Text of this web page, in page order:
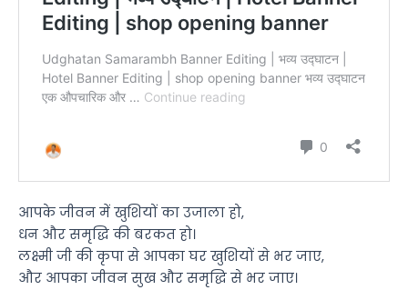
आपके जीवन में खुशियों का उजाला हो,
धन और समृद्धि की बरकत हो।
लक्ष्मी जी की कृपा से आपका घर खुशियों से भर जाए,
और आपका जीवन सुख और समृद्धि से भर जाए।